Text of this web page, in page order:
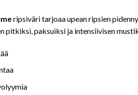
ripsiväri tarjoaa upean ripsien
pitkiksi, paksuiksi ja intensiivisen